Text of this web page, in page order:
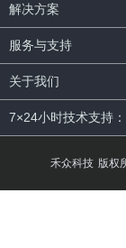
解决方案
服务与支持
关于我们
7×24小时技术支持：
禾众科技 版权